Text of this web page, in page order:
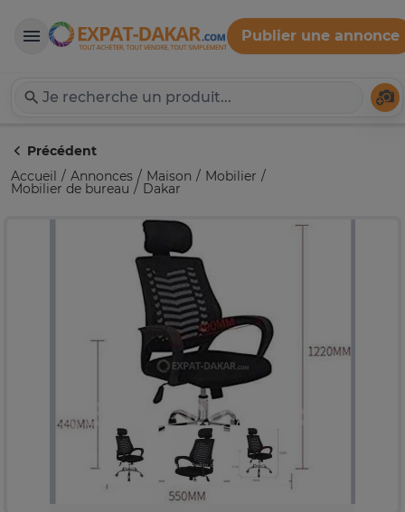
Expat-Dakar
Publier une annonce
Précédent
Accueil
Annonces Maison Mobilier
Mobilier de bureau Dakar